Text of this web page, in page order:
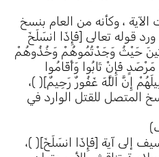
، وكأنه من العام بنسخ
قوله تعالى [فَإِذَا انسَلَخَ
حَيْثُ وَجَدْتُمُوهُمْ وَخُذُوهُمْ
فَإِنْ تَابُوا وَأَقَامُوا
إِنَّ اللَّهَ غَفُورٌ رَحِيمٌ]( )،
المتصل للقتل الوارد في
إلى آية [فَإِذَا انسَلَخَ]( )،